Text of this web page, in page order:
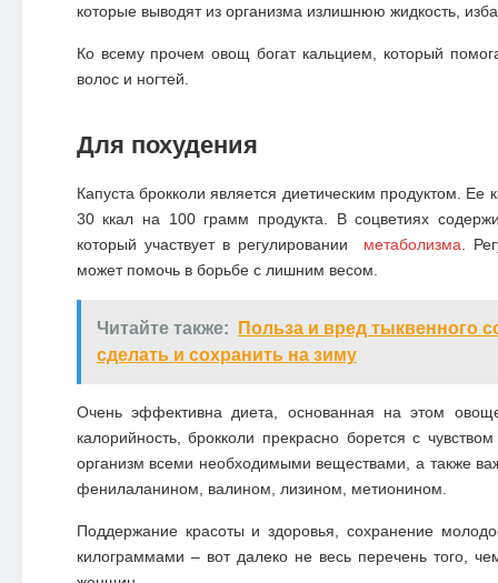
которые выводят из организма излишнюю жидкость,
Ко всему прочем овощ богат кальцием, который
волос и ногтей.
Для похудения
Капуста брокколи является диетическим продуктом. Ее
30 ккал на 100 грамм продукта. В соцветиях
который участвует в регулировании метаболизма .
может помочь в борьбе с лишним весом.
Читайте также:
Польза и вред тыквенного
сделать и сохранить на зиму
Очень эффективна диета, основанная на этом
калорийность, брокколи прекрасно борется с
организм всеми необходимыми веществами, а также
фенилаланином, валином, лизином, метионином.
Поддержание красоты и здоровья, сохранение
килограммами – вот далеко не весь перечень того,